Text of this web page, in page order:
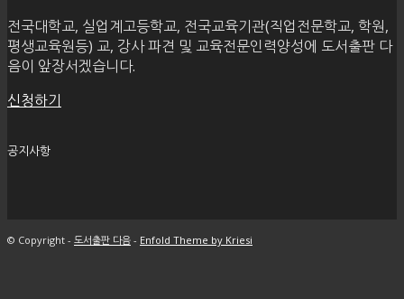
전국대학교, 실업계고등학교, 전국교육기관(직업전문학교, 학원,
평생교육원등) 교, 강사 파견 및 교육전문인력양성에 도서출판 다
음이 앞장서겠습니다.
신청하기
공지사항
© Copyright - 도서출판 다음 - Enfold Theme by Kriesi